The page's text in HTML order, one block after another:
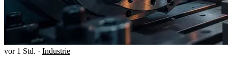
vor 1 Std. · Industrie